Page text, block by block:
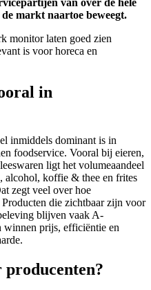
markt naartoe beweegt.
monitor laten goed zien
is voor horeca en
in
inmiddels dominant is in
foodservice. Vooral bij eieren,
ligt het volumeaandeel
alcohol, koffie & thee en frites
zegt veel over hoe
die zichtbaar zijn voor
blijven vaak A-
winnen prijs, efficiëntie en